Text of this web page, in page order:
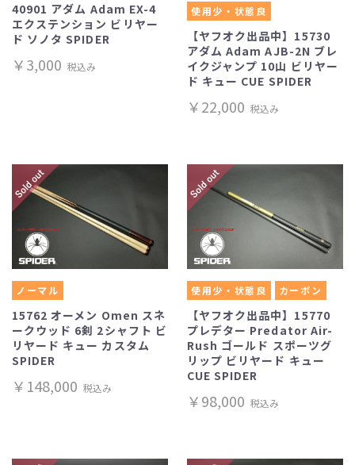
40901 アダム Adam EX-4
エクステンション ビリヤー
ド ソノタ SPIDER
￥3,000 税込み
使用少・状態良
【ヤフオク出品中】15730
アダム Adam AJB-2N ブレ
イクジャンプ 10山 ビリヤー
ド キュー CUE SPIDER
￥22,000 税込み
ノーマル
15762 オーメン Omen スネ
ークウッド 6剣 2シャフト ビ
リヤード キュー カスタム
SPIDER
￥148,000 税込み
使用少・状態良 カーボン
【ヤフオク出品中】15770
プレデター Predator Air-
Rush ゴールド スポーツグ
リップ ビリヤード キュー
CUE SPIDER
￥98,000 税込み